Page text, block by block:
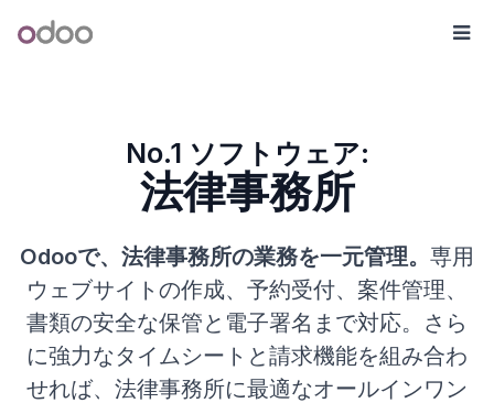
Odoo メ
No.1 ソフトウェア:
法律事務所
Odooで、法律事務所の業務を一元管理。 専用
ウェブサイトの作成、予約受付、案件管理、
書類の安全な保管と電子署名まで対応。さら
に強力なタイムシートと請求機能を組み合わ
せれば、法律事務所に最適なオールインワン